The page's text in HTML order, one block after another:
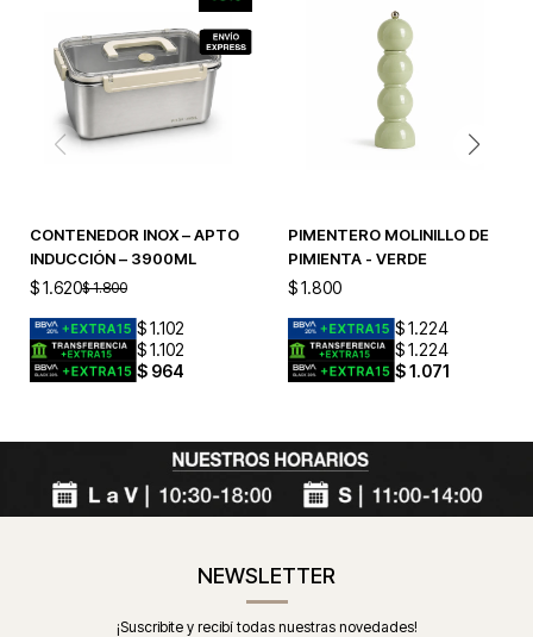
CONTENEDOR INOX – APTO
INDUCCIÓN – 3900ML
$1.620$ 1.800
$1.102
$1.102
$ 964
PIMENTERO MOLINILLO DE
PIMIENTA - VERDE
$ 1.800
$ 1.224
$ 1.224
$ 1.071
NEWSLETTER
¡Suscribite y recibí todas nuestras novedades!